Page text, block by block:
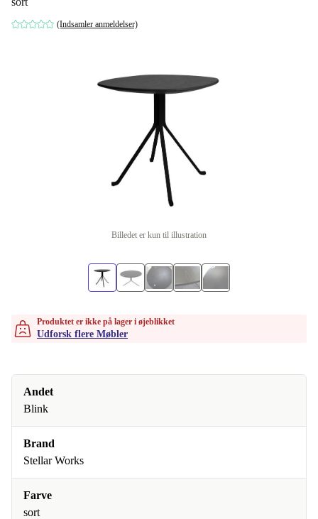
(Indsamler anmeldelser)
Billedet er kun til illustration
Produktet er ikke på lager i øjeblikket
Udforsk flere Møbler
Andet
Blink
Brand
Stellar Works
Farve
sort